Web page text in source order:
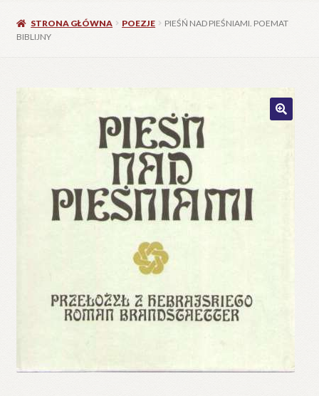
STRONA GŁÓWNA POEZJE
PIEŚŃ NAD PIEŚNIAMI. POEMAT
BIBLIJNY